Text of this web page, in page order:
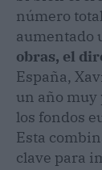
número
aumentado
obras, el
España,
un año muy
los fondos
Esta
clave para